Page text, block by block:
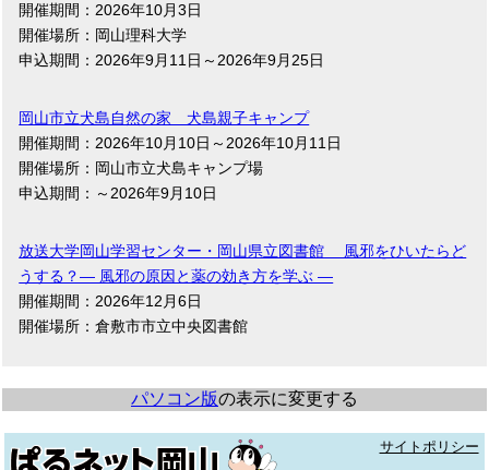
開催期間：2026年10月3日
開催場所：岡山理科大学
申込期間：2026年9月11日～2026年9月25日
岡山市立犬島自然の家 犬島親子キャンプ
開催期間：2026年10月10日～2026年10月11日
開催場所：岡山市立犬島キャンプ場
申込期間：～2026年9月10日
放送大学岡山学習センター・岡山県立図書館 風邪をひいたらど
うする？― 風邪の原因と薬の効き方を学ぶ ―
開催期間：2026年12月6日
開催場所：倉敷市市立中央図書館
パソコン版の表示に変更する
サイトポリシー